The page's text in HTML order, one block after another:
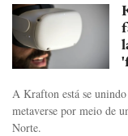
A Krafton está se
metaverse por meio de
Norte.